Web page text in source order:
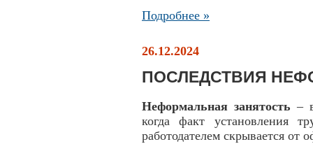
Подробнее »
26.12.2024
ПОСЛЕДСТВИЯ
Неформальная занятость –
когда факт установления
работодателем скрывается от